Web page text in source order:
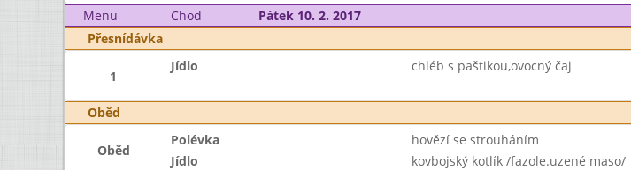
Menu
Chod Pátek 10. 2. 2017
Přesnídávka
1
Jídlo chléb s paštikou,ovocný čaj
Oběd
Oběd
Polévka hovězí se strouháním
Jídlo
kovbojský kotlík /fazole.uzené maso/